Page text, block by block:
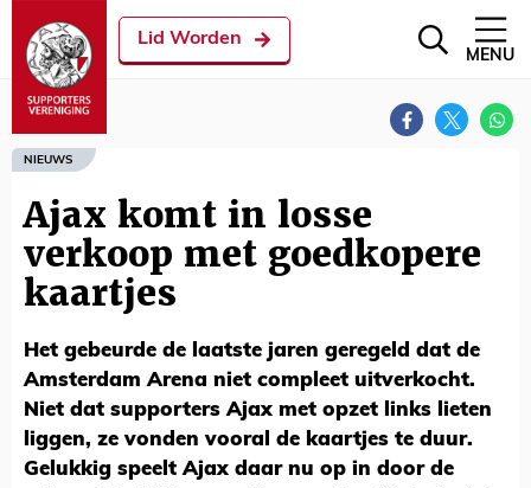
Lid Worden
MENU
NIEUWS
Ajax komt in losse
verkoop met goedkopere
kaartjes
Het gebeurde de laatste jaren geregeld dat de
Amsterdam Arena niet compleet uitverkocht.
Niet dat supporters Ajax met opzet links lieten
liggen, ze vonden vooral de kaartjes te duur.
Gelukkig speelt Ajax daar nu op in door de